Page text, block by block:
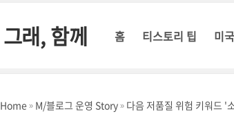
그래, 함께 홈 티스토리 팁 미
Home M/블로그 운영 Story 다음 저품질 위험 키워드 '